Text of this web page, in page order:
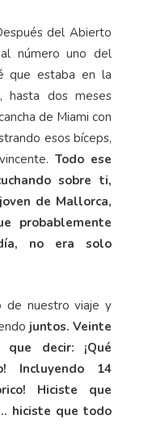
del Abierto
número uno del
que estaba en la
hasta dos meses
de Miami con
esos bíceps,
Todo ese
sobre ti,
de Mallorca,
probablemente
no era solo
de nuestro viaje y
juntos. Veinte
decir: ¡Qué
Incluyendo 14
Hiciste que
hiciste que todo